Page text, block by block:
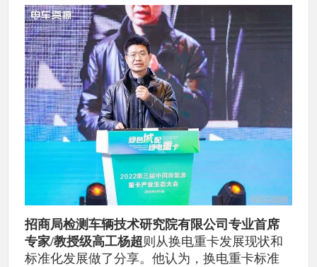
招商局检测车辆技术研究院有限公司专业首席
专家/教授级高工杨超则从换电重卡发展现状和
标准化发展做了分享。他认为，换电重卡标准